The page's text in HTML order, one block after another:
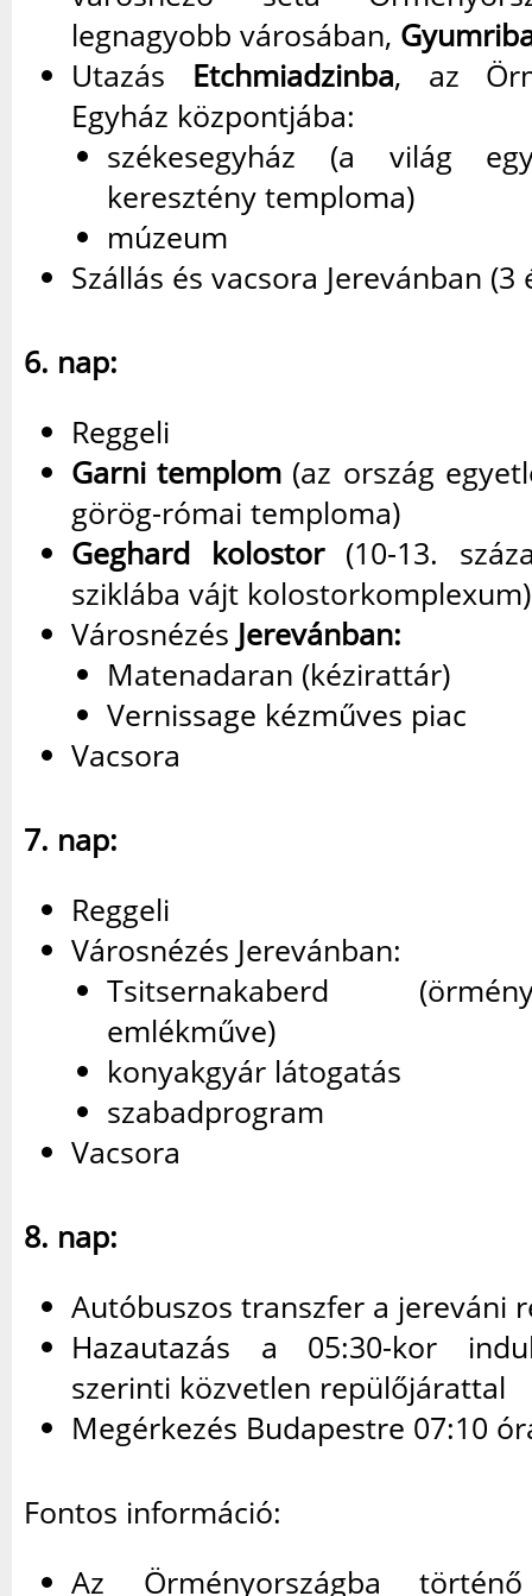
legnagyobb városában,
Utazás Etchmiadzinba, az
Egyház központjába:
székesegyház (a világ
keresztény temploma)
múzeum
Szállás és vacsora Jerevánban (3
6. nap:
Reggeli
Garni templom (az ország
görög-római temploma)
Geghard kolostor(10-13.
sziklába vájt kolostorkomplexum)
Városnézés Jerevánban:
Matenadaran (kézirattár)
Vernissage kézműves piac
Vacsora
7. nap:
Reggeli
Városnézés Jerevánban:
Tsitsernakaberd
emlékműve)
konyakgyár látogatás
szabadprogram
Vacsora
8. nap:
Autóbuszos transzfer a jereváni
Hazautazás a 05:30-kor
szerinti közvetlen repülőjárattal
Megérkezés Budapestre 07:10
Fontos információ:
Az Örményországba